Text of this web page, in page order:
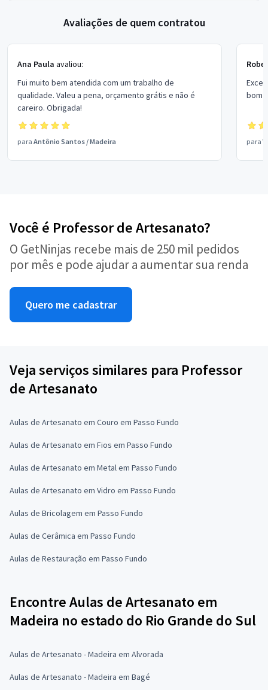
Avaliações de quem contratou
Ana Paula avaliou:
Fui muito bem atendida com um trabalho de
qualidade. Valeu a pena, orçamento grátis e não é
careiro. Obrigada!
para Antônio Santos /Madeira
bom
para
Você é Professor de Artesanato?
O GetNinjas recebe mais de 250 mil pedidos
por mês e pode ajudar a aumentar sua renda
Quero me cadastrar
Veja serviços similares para Professor
de Artesanato
Aulas de Artesanato em Couro em Passo Fundo
Aulas de Artesanato em Fios em Passo Fundo
Aulas de Artesanato em Metal em Passo Fundo
Aulas de Artesanato em Vidro em Passo Fundo
Aulas de Bricolagem em Passo Fundo
Aulas de Cerâmica em Passo Fundo
Aulas de Restauração em Passo Fundo
Encontre Aulas de Artesanato em
Madeira no estado do Rio Grande do Sul
Aulas de Artesanato - Madeira em Alvorada
Aulas de Artesanato - Madeira em Bagé